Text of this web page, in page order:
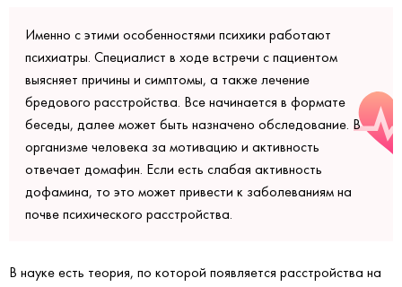
Именно с этими особенностями психики работают
психиатры. Специалист в ходе встречи с пациентом
выясняет причины и симптомы, а также лечение
бредового расстройства. Все начинается в формате
беседы, далее может быть назначено обследование. В
организме человека за мотивацию и активность
отвечает домафин. Если есть слабая активность
дофамина, то это может привести к заболеваниям на
почве психического расстройства.
В науке есть теория, по которой появляется расстройства на